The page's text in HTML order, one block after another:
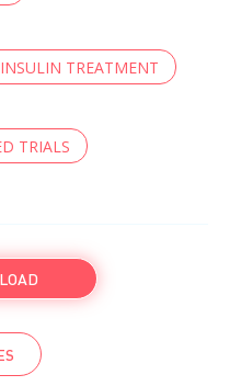
INSULIN TREATMENT
TRIALS